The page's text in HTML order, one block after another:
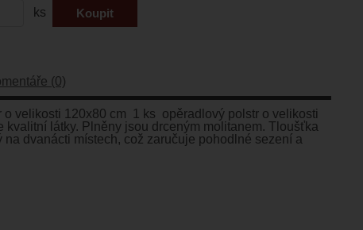
ks
(0)
velikosti 120x80 cm 1 ks opěradlový polstr o velikosti
látky. Plněny jsou drceným molitanem. Tloušťka
dvanácti místech, což zaručuje pohodlné sezení a